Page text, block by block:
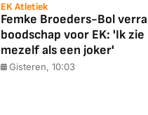
EK Atletiek
Femke Broeders-Bol
boodschap voor EK: 'Ik zie
mezelf als een joker'
Gisteren, 10:03